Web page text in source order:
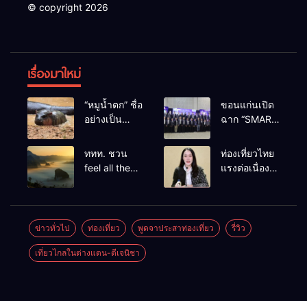
© copyright 2026
เรื่องมาใหม่
“หมูน้ำตก” ชื่อ
อย่างเป็น
แคระตัวใหม่
ร่วมกิจกรรม
ร่วมโหวต
ชนะกว่า
10,000
คะแนน
ขอนแก่นเปิด
ฉาก “SMART
EXPO 2026”
ยิ่งใหญ่ หนุนผู้
ระดับ
เศรษฐกิจ
ดิจิทัลอีสาน
ททท. ชวน
feel all the
พบเมืองไทย
มุมใหม่กับ
หลากความ
ท่องเที่ยวไทย
แรงต่อเนื่อง!
สากล ตอกย้ำ
ผลสำเร็จ ดัน
ข่าวทั่วไป ท่องเที่ยว พูดจาประสาท่องเที่ยว รี่วิว
เที่ยวไกลในต่างแดน-ดีเจนิชา